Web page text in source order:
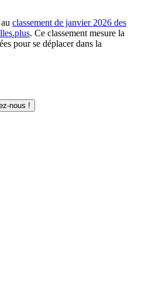
classement de janvier 2026 des
. Ce classement mesure la
pour se déplacer dans la
nous !